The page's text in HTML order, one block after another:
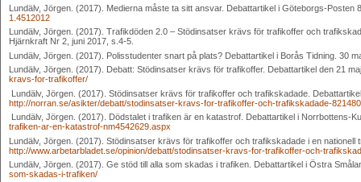
Lundälv, Jörgen. (2017). Medierna måste ta sitt ansvar. Debattartikel i Göteborgs-Posten
1.4512012
Lundälv, Jörgen. (2017). Trafikdöden 2.0 – Stödinsatser krävs för trafikoffer och
Hjärnkraft Nr 2, juni 2017, s.4-5.
Lundälv, Jörgen. (2017). Polisstudenter snart på plats? Debattartikel i Borås Tidning. 30
Lundälv, Jörgen. (2017). Debatt: Stödinsatser krävs för trafikoffer. Debattartikel den 21
kravs-for-trafikoffer/
Lundälv, Jörgen. (2017). Stödinsatser krävs för trafikoffer och trafikskadade.
http://norran.se/asikter/debatt/stodinsatser-kravs-for-trafikoffer-och-trafikskadade-821480
Lundälv, Jörgen. (2017). Dödstalet i trafiken är en katastrof. Debattartikel i Norrbottens-
trafiken-ar-en-katastrof-nm4542629.aspx
Lundälv, Jörgen. (2017). Stödinsatser krävs för trafikoffer och trafikskadade i en nationell
http://www.arbetarbladet.se/opinion/debatt/stodinsatser-kravs-for-trafikoffer-och-
Lundälv, Jörgen. (2017). Ge stöd till alla som skadas i trafiken. Debattartikel i Östra
som-skadas-i-trafiken/